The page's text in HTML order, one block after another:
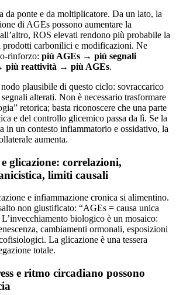
da ponte e da moltiplicatore. Da un lato, la
di AGEs possono aumentare la
ROS elevati rendono più probabile la
carbonilici e modificazioni. Ne
rinforzo: più AGEs → più segnali
più reattività → più AGEs.
plausibile di questo ciclo: sovraccarico
alterati. Non è necessario trasformare
retorica; basta riconoscere che una parte
e del controllo glicemico passa da lì. Se la
in un contesto infiammatorio e ossidativo, la
aumenta.
glicazione: correlazioni,
limiti causali
e infiammazione cronica si alimentino.
non giustificato: “AGEs = causa unica
biologico è un mosaico:
cambiamenti ormonali, esposizioni
La glicazione è una tessera
totale.
e ritmo circadiano possono